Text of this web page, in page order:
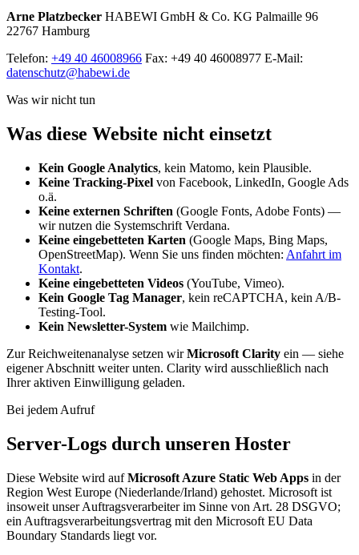
Arne Platzbecker HABEWI GmbH & Co. KG Palmaille 96
22767 Hamburg
Telefon: +49 40 46008966 Fax: +49 40 46008977 E-Mail:
datenschutz@habewi.de
Was wir nicht tun
Was diese Website nicht einsetzt
Kein Google Analytics, kein Matomo, kein Plausible.
Keine Tracking-Pixel von Facebook, LinkedIn, Google Ads
o.ä.
Keine externen Schriften (Google Fonts, Adobe Fonts) —
wir nutzen die Systemschrift Verdana.
Keine eingebetteten Karten (Google Maps, Bing Maps,
OpenStreetMap). Wenn Sie uns finden möchten: Anfahrt im
Kontakt.
Keine eingebetteten Videos (YouTube, Vimeo).
Kein Google Tag Manager, kein reCAPTCHA, kein A/B-
Testing-Tool.
Kein Newsletter-System wie Mailchimp.
Zur Reichweitenanalyse setzen wirMicrosoft Clarity ein — siehe
eigener Abschnitt weiter unten. Clarity wird ausschließlich nach
Ihrer aktiven Einwilligung geladen.
Bei jedem Aufruf
Server-Logs durch unseren Hoster
Diese Website wird aufMicrosoft Azure Static Web Apps in der
Region West Europe (Niederlande/Irland) gehostet. Microsoft ist
insoweit unser Auftragsverarbeiter im Sinne von Art. 28 DSGVO;
ein Auftragsverarbeitungsvertrag mit den Microsoft EU Data
Boundary Standards liegt vor.